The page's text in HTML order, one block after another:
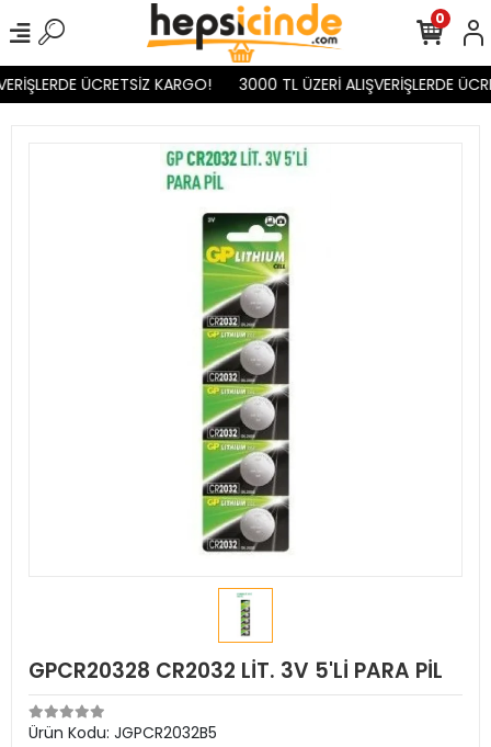
ÜCRETSİZ KARGO! 3000 TL ÜZERİ ALIŞVERİŞLERDE
0
GPCR20328 CR2032 LİT. 3V 5'Lİ PARA PİL
Ürün Kodu: JGPCR2032B5